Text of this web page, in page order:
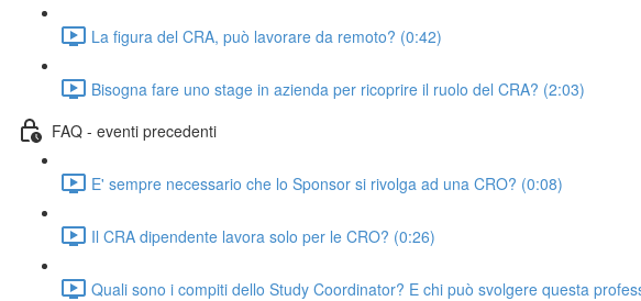
La figura del CRA, può lavorare da remoto? (0:42)
Bisogna fare uno stage in azienda per ricoprire il ruolo del CRA? (2:03)
FAQ - eventi precedenti
E' sempre necessario che lo Sponsor si rivolga ad una CRO? (0:08)
Il CRA dipendente lavora solo per le CRO? (0:26)
Quali sono i compiti dello Study Coordinator? E chi può svolgere questa